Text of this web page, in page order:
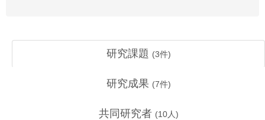
研究課題 (3件)
研究成果 (7件)
共同研究者 (10人)